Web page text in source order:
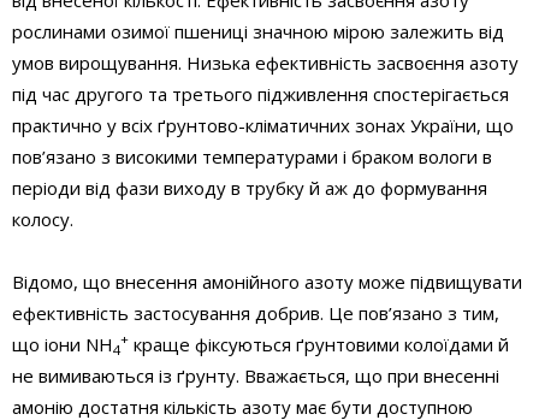
рослинами озимої пшениці значною мірою залежить від
умов вирощування. Низька ефективність засвоєння азоту
під час другого та третього підживлення спостерігається
практично у всіх ґрунтово-кліматичних зонах України, що
пов’язано з високими температурами і браком вологи в
періоди від фази виходу в трубку й аж до формування
колосу.
Відомо, що внесення амонійного азоту може підвищувати
ефективність застосування добрив. Це пов’язано з тим,
що іони NH4
+ краще фіксуються ґрунтовими колоїдами й
не вимиваються із ґрунту. Вважається, що при внесенні
амонію достатня кількість азоту має бути доступною